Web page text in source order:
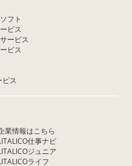
フト
ビス
ービス
ビス
ス
業情報はこちら
仕事ナビ
ジュニア
ライフ